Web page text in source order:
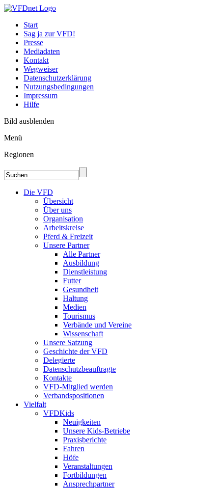
Start
Sag ja zur VFD!
Presse
Mediadaten
Kontakt
Wegweiser
Datenschutzerklärung
Nutzungsbedingungen
Impressum
Hilfe
Bild ausblenden
Menü
Regionen
Die VFD
Übersicht
Über uns
Organisation
Arbeitskreise
Pferd & Freizeit
Unsere Partner
Alle Partner
Ausbildung
Dienstleistung
Futter
Gesundheit
Haltung
Medien
Tourismus
Verbände und Vereine
Wissenschaft
Unsere Satzung
Geschichte der VFD
Delegierte
Datenschutzbeauftragte
Kontakte
VFD-Mitglied werden
Verbandspositionen
Vielfalt
VFDKids
Neuigkeiten
Unsere Kids-Betriebe
Praxisberichte
Fahren
Höfe
Veranstaltungen
Fortbildungen
Ansprechpartner